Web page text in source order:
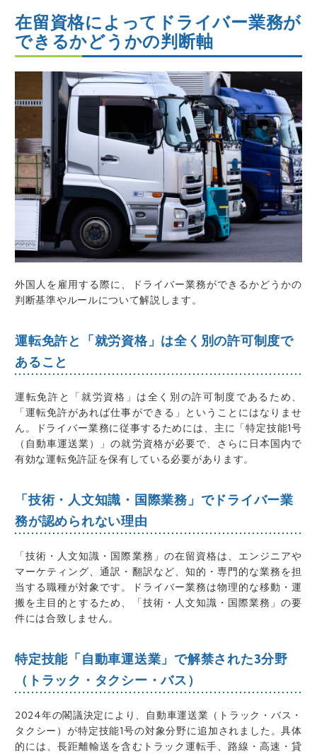
在留資格によってドライバー業務が
できるかどうかの判断軸
外国人を雇用する際に、ドライバー業務ができるかどうかの
判断基準やルールについて解説します。
運転免許と「就労資格」は全く別の許可制度で
あること
運転免許と「就労資格」は全く別の許可制度であるため、
「運転免許があれば仕事ができる」ということにはなりませ
ん。ドライバー業務に従事するためには、主に「特定技能1号
（自動車運送業）」の就労資格が必要で、さらに日本国内で
有効な運転免許証を保有している必要があります。
「技術・人文知識・国際業務」でドライバー業
務が認められない理由
「技術・人文知識・国際業務」の在留資格は、エンジニアや
マーケティング、通訳・翻訳など、知的・専門的な業務を担
当する職種が対象です。ドライバー業務は物理的な移動・運
搬を主目的とするため、「技術・人文知識・国際業務」の要
件には合致しません。
特定技能「自動車運送業」で解禁された3分野
（トラック・タクシー・バス）
2024年の閣議決定により、自動車運送業（トラック・バス・
タクシー）が特定技能1号の対象分野に追加されました。具体
的には、長距離輸送を含むトラック運転手、路線・高速・貸